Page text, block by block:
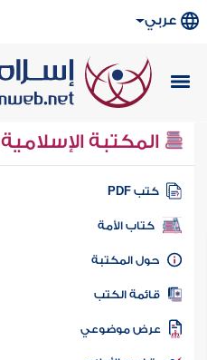
عربي
المكتبة الإسلامية
كتب PDF
كتاب الأمة
المكتبة
الكتب